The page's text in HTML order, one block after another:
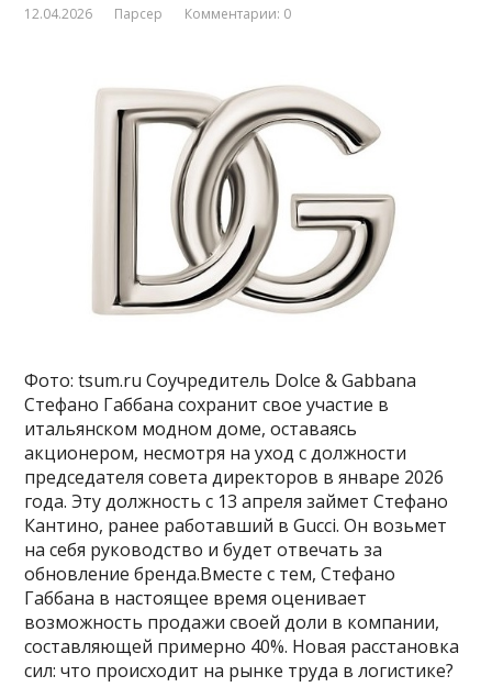
12.04.2026 Парсер Комментарии: 0
Фото: tsum.ru Соучредитель Dolce & Gabbana
Стефано Габбана сохранит свое участие в
итальянском модном доме, оставаясь
акционером, несмотря на уход с должности
председателя совета директоров в январе 2026
года. Эту должность с 13 апреля займет Стефано
Кантино, ранее работавший в Gucci. Он возьмет
на себя руководство и будет отвечать за
обновление бренда.Вместе с тем, Стефано
Габбана в настоящее время оценивает
возможность продажи своей доли в компании,
составляющей примерно 40%. Новая расстановка
сил: что происходит на рынке труда в логистике?